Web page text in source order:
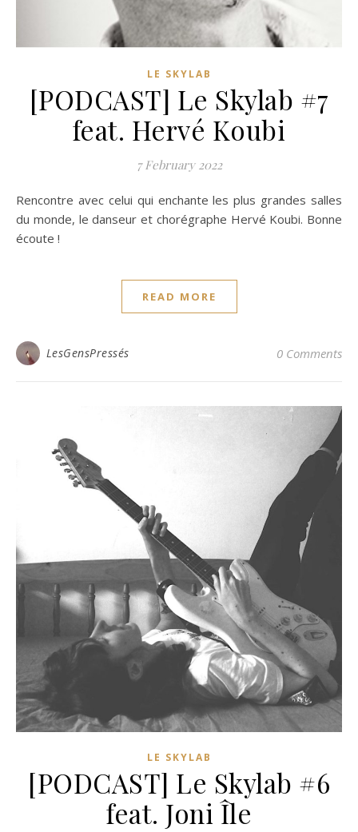
LE SKYLAB
[PODCAST] Le Skylab #7
feat. Hervé Koubi
7 February 2022
Rencontre avec celui qui enchante les plus grandes salles
du monde, le danseur et chorégraphe Hervé Koubi. Bonne
écoute !
READ MORE
LesGensPressés 0 Comments
LE SKYLAB
[PODCAST] Le Skylab #6
feat. Joni Île